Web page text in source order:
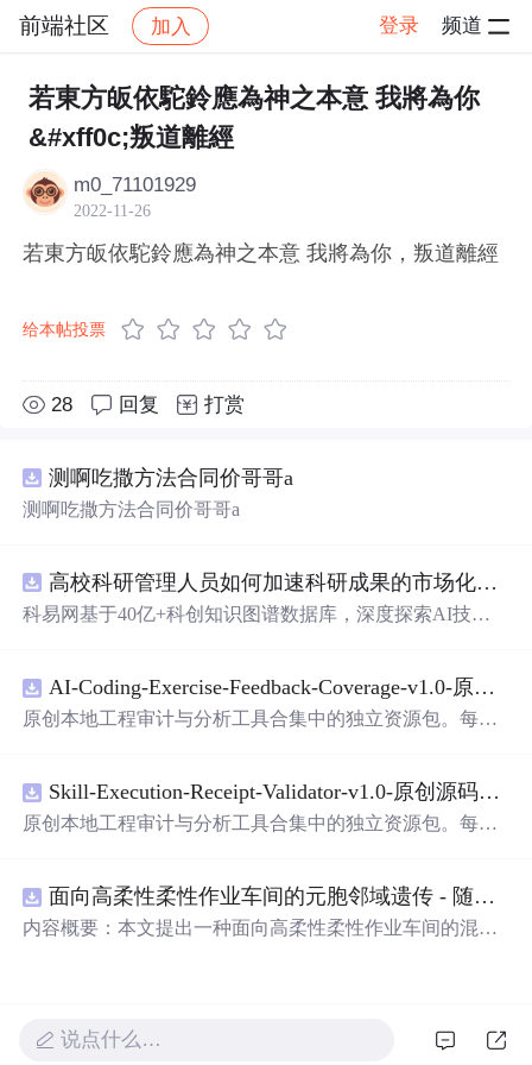
前端社区 加入 登录 频道
社区 前端社区 感慨 帖子详情
若東方皈依駝鈴應為神之本意 我將為你
&#xff0c;叛道離經
m0_71101929
2022-11-26
若東方皈依駝鈴應為神之本意 我將為你，叛道離經
给本帖投票
28 回复 打赏
测啊吃撒方法合同价哥哥a
测啊吃撒方法合同价哥哥a
高校科研管理人员如何加速科研成果的市场化转化？.docx
科易网基于40亿+科创知识图谱数据库，深度探索AI技术
新领域的AI+数智化解决方案，推动科技创新与产业创新
智能化发展。
AI-Coding-Exercise-Feedback-Coverage-v1.0-原创源码与文档.zip
原创本地工程审计与分析工具合集中的独立资源包。每个
README、运行说明、功能清单、MIT License及原创与授
权声明。解压后进入project目录，执行npm test验证算法，
目源码、Logo、官方截图、论文、生产日志或其他受限素
材。适合前端开发、AI应用工程、测试审计和课程实践。
Skill-Execution-Receipt-Validator-v1.0-原创源码与文档.zip
原创本地工程审计与分析工具合集中的独立资源包。每个
README、运行说明、功能清单、MIT License及原创与授
权声明。解压后进入project目录，执行npm test验证算法，
面向高柔性柔性作业车间的元胞邻域遗传 - 随机重启爬山混合调度优化算法（Matlab代码实现）
内容概要：本文提出一种面向高柔性柔性作业车间的混合
略以增强跳出局部最优的能力，从而有效应对高柔性车间
环境中工序灵活、设备多样、约束复杂的调度挑战；通过
说点什么…